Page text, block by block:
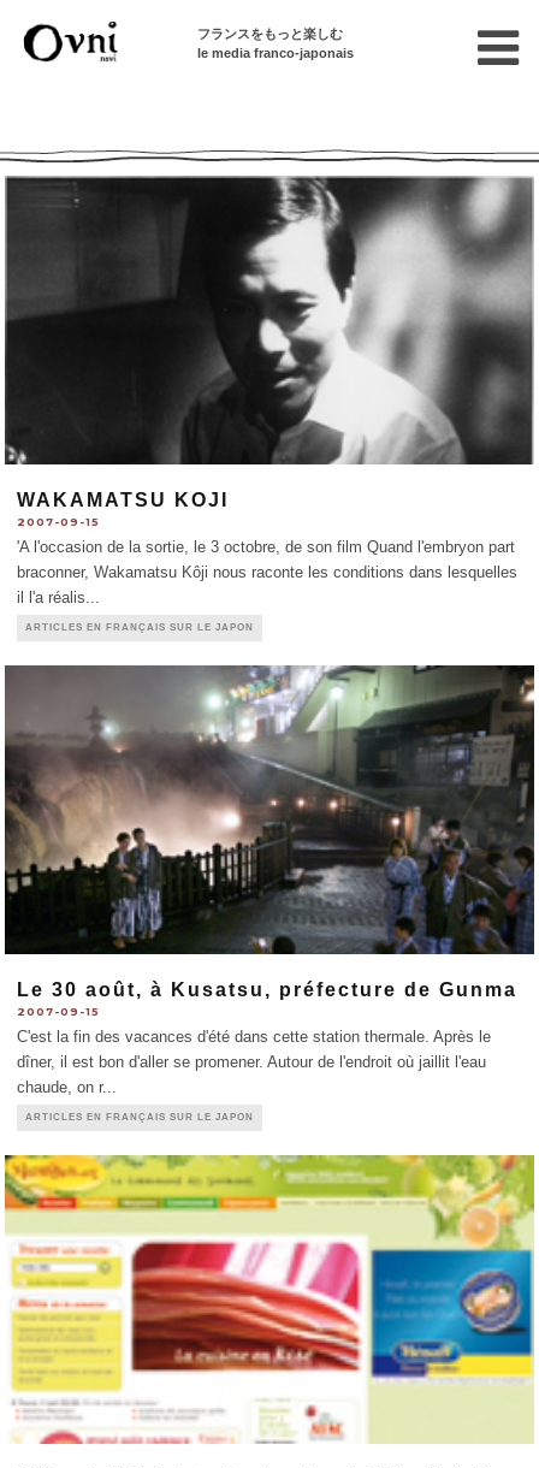
フランスをもっと楽しむ
le media franco-japonais
WAKAMATSU KOJI
2007-09-15
'A l'occasion de la sortie, le 3 octobre, de son film Quand l'embryon part
braconner, Wakamatsu Kôji nous raconte les conditions dans lesquelles
il l'a réalis...
ARTICLES EN FRANÇAIS SUR LE JAPON
Le 30 août, à Kusatsu, préfecture de Gunma
2007-09-15
C'est la fin des vacances d'été dans cette station thermale. Après le
dîner, il est bon d'aller se promener. Autour de l'endroit où jaillit l'eau
chaude, on r...
ARTICLES EN FRANÇAIS SUR LE JAPON